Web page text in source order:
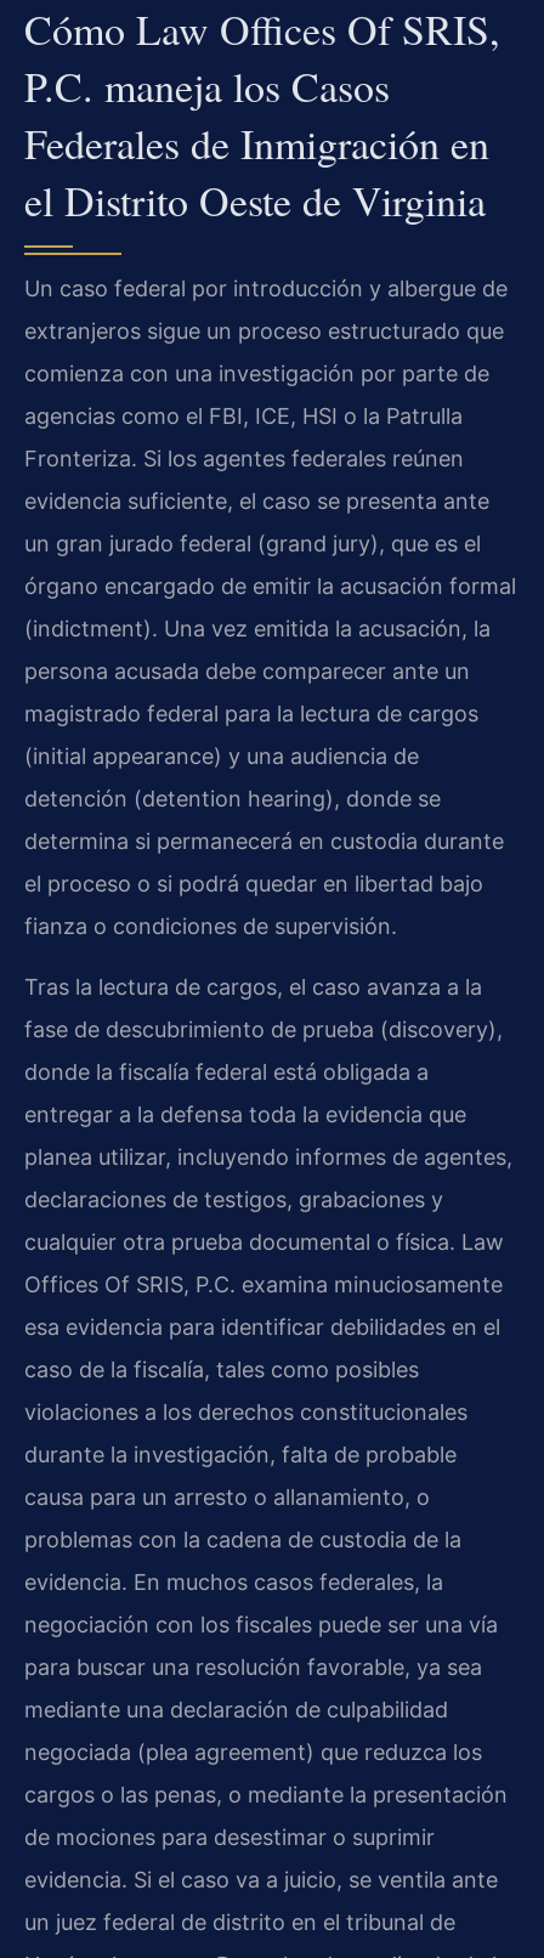
Cómo Law Offices Of SRIS,
P.C. maneja los Casos
Federales de Inmigración en
el Distrito Oeste de Virginia
Un caso federal por introducción y albergue de
extranjeros sigue un proceso estructurado que
comienza con una investigación por parte de
agencias como el FBI, ICE, HSI o la Patrulla
Fronteriza. Si los agentes federales reúnen
evidencia suficiente, el caso se presenta ante
un gran jurado federal (grand jury), que es el
órgano encargado de emitir la acusación formal
(indictment). Una vez emitida la acusación, la
persona acusada debe comparecer ante un
magistrado federal para la lectura de cargos
(initial appearance) y una audiencia de
detención (detention hearing), donde se
determina si permanecerá en custodia durante
el proceso o si podrá quedar en libertad bajo
fianza o condiciones de supervisión.
Tras la lectura de cargos, el caso avanza a la
fase de descubrimiento de prueba (discovery),
donde la fiscalía federal está obligada a
entregar a la defensa toda la evidencia que
planea utilizar, incluyendo informes de agentes,
declaraciones de testigos, grabaciones y
cualquier otra prueba documental o física. Law
Offices Of SRIS, P.C. examina minuciosamente
esa evidencia para identificar debilidades en el
caso de la fiscalía, tales como posibles
violaciones a los derechos constitucionales
durante la investigación, falta de probable
causa para un arresto o allanamiento, o
problemas con la cadena de custodia de la
evidencia. En muchos casos federales, la
negociación con los fiscales puede ser una vía
para buscar una resolución favorable, ya sea
mediante una declaración de culpabilidad
negociada (plea agreement) que reduzca los
cargos o las penas, o mediante la presentación
de mociones para desestimar o suprimir
evidencia. Si el caso va a juicio, se ventila ante
un juez federal de distrito en el tribunal de